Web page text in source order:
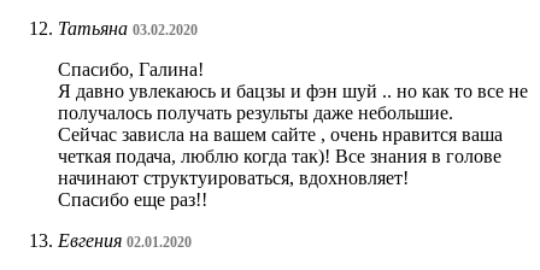
Татьяна 03.02.2020
Спасибо, Галина!
Я давно увлекаюсь и бацзы и фэн шуй .. но как то все не
получалось получать результы даже небольшие.
Сейчас зависла на вашем сайте , очень нравится ваша
четкая подача, люблю когда так)! Все знания в голове
начинают структуироваться, вдохновляет!
Спасибо еще раз!!
Евгения 02.01.2020